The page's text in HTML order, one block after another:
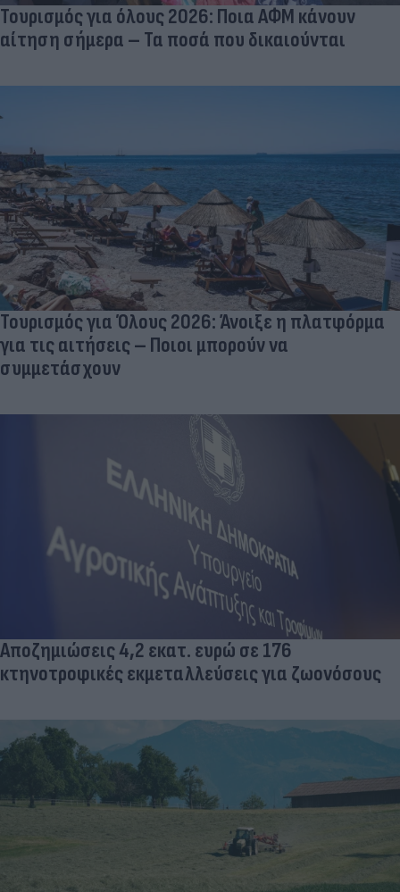
Τουρισμός για όλους 2026: Ποια ΑΦΜ κάνουν
αίτηση σήμερα – Τα ποσά που δικαιούνται
Τουρισμός για Όλους 2026: Άνοιξε η πλατφόρμα
για τις αιτήσεις – Ποιοι μπορούν να
συμμετάσχουν
Αποζημιώσεις 4,2 εκατ. ευρώ σε 176
κτηνοτροφικές εκμεταλλεύσεις για ζωονόσους